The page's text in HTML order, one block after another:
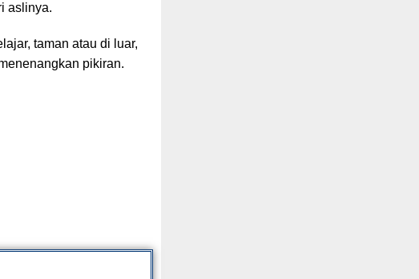
aslinya.
taman atau di luar,
pikiran.